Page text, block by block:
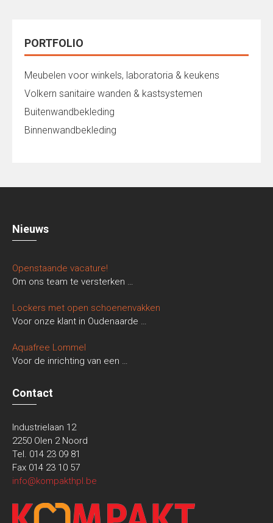
PORTFOLIO
Meubelen voor winkels, laboratoria & keukens
Volkern sanitaire wanden & kastsystemen
Buitenwandbekleding
Binnenwandbekleding
Nieuws
Openstaande vacature!
Om ons team te versterken …
Lockers met open schoenenvakken
Voor onze klant in Oudenaarde …
Aquafree Lommel
Voor de inrichting van een …
Contact
Industrielaan 12
2250 Olen 2 Noord
Tel. 014 23 09 81
Fax 014 23 10 57
info@kompakthpl.be